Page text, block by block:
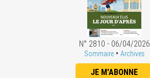
N° 2810 - 06/04/2026
Sommaire • Archives
JE M'ABONNE